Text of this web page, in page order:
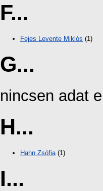
F...
Fejes Levente Miklós (1)
G...
nincsen adat
H...
Hahn Zsófia (1)
I...